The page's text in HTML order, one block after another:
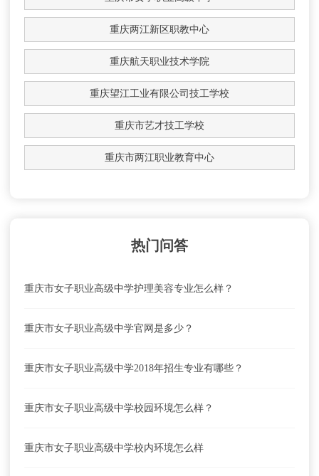
重庆两江新区职教中心
重庆航天职业技术学院
重庆望江工业有限公司技工学校
重庆市艺才技工学校
重庆市两江职业教育中心
热门问答
重庆市女子职业高级中学护理美容专业怎么样？
重庆市女子职业高级中学官网是多少？
重庆市女子职业高级中学2018年招生专业有哪些？
重庆市女子职业高级中学校园环境怎么样？
重庆市女子职业高级中学校内环境怎么样